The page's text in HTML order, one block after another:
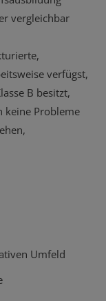
vergleichbar
verfügst,
B besitzt,
keine Probleme
Umfeld